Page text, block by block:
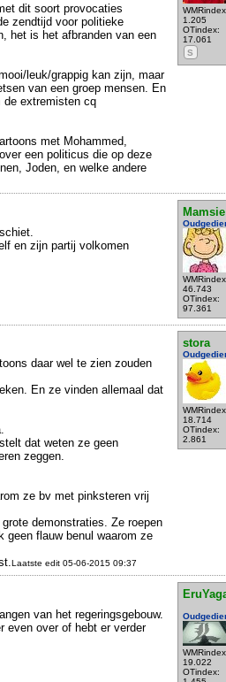
1.205
OTindex:
17.061
S
dit soort provocaties
zendtijd voor politieke
het is het afbranden van een
leuk/grappig kan zijn, maar
van een groep mensen. En
de extremisten cq
met Mohammed,
een politicus die op deze
Joden, en welke andere
Mamsie
46.743
OTindex:
97.361
en zijn partij volkomen
stora
18.714
OTindex:
2.861
daar wel te zien zouden
En ze vinden allemaal dat
dat weten ze geen
zeggen.
ze bv met pinksteren vrij
demonstraties. Ze roepen
geen flauw benul waarom ze
Laatste edit 05-06-2015 09:37
19.022
OTindex:
van het regeringsgebouw.
even over of hebt er verder